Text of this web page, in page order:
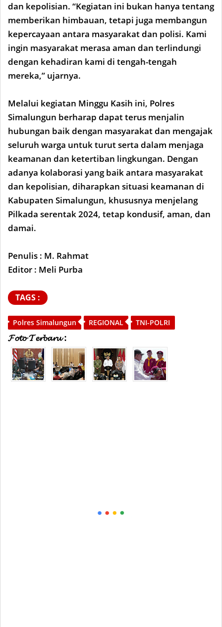
dan kepolisian. “Kegiatan ini bukan hanya tentang
memberikan himbauan, tetapi juga membangun
kepercayaan antara masyarakat dan polisi. Kami
ingin masyarakat merasa aman dan terlindungi
dengan kehadiran kami di tengah-tengah
mereka,” ujarnya.
Melalui kegiatan Minggu Kasih ini, Polres
Simalungun berharap dapat terus menjalin
hubungan baik dengan masyarakat dan mengajak
seluruh warga untuk turut serta dalam menjaga
keamanan dan ketertiban lingkungan. Dengan
adanya kolaborasi yang baik antara masyarakat
dan kepolisian, diharapkan situasi keamanan di
Kabupaten Simalungun, khususnya menjelang
Pilkada serentak 2024, tetap kondusif, aman, dan
damai.
Penulis : M. Rahmat
Editor : Meli Purba
TAGS :
Polres Simalungun REGIONAL TNI-POLRI
𝓕𝓸𝓽𝓸 𝓣𝓮𝓻𝓫𝓪𝓻𝓾 :